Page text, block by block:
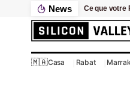
News
🇲🇦Casa Rabat